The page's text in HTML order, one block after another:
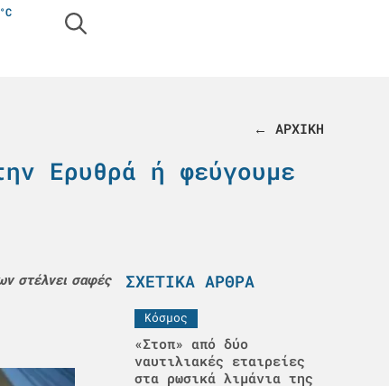
°C
← ΑΡΧΙΚΗ
Ερυθρά ή φεύγουμε
στέλνει σαφές
ΣΧΕΤΙΚΆ ΆΡΘΡΑ
Κόσμος
«Στοπ» από δύο
ναυτιλιακές εταιρείες
στα ρωσικά λιμάνια της